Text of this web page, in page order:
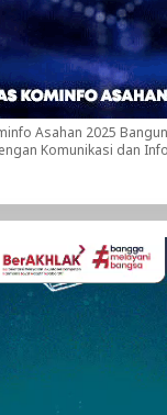
Asahan 2025
Komunikasi dan